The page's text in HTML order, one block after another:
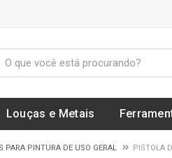
Louças e Metais
PARA PINTURA DE USO GERAL PISTOLA